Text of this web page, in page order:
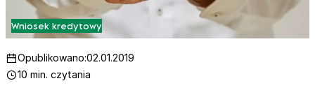
Wniosek kredytowy
Opublikowano:02.01.2019
10 min. czytania